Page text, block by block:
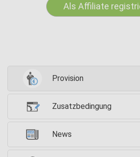
Als Affiliate
Provision
Zusatzbedingung
News